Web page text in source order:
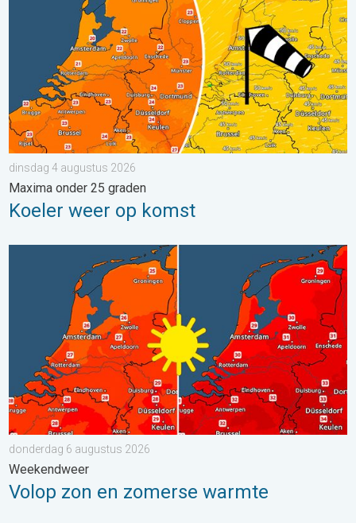
dinsdag 4 augustus 2026
Maxima onder 25 graden
Koeler weer op komst
Volop zon en zomerse warmte. Weekendweer. . . donderdag
donderdag 6 augustus 2026
Weekendweer
Volop zon en zomerse warmte